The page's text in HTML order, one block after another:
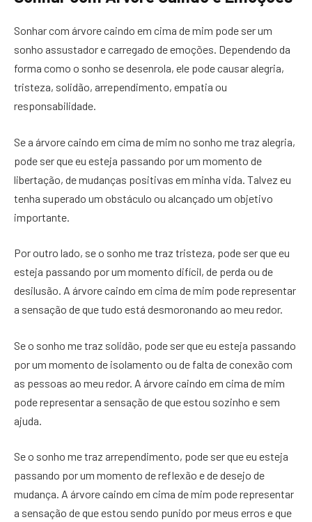
Sonhar com árvore caindo em cima de mim pode ser um
sonho assustador e carregado de emoções. Dependendo da
forma como o sonho se desenrola, ele pode causar alegria,
tristeza, solidão, arrependimento, empatia ou
responsabilidade.
Se a árvore caindo em cima de mim no sonho me traz alegria,
pode ser que eu esteja passando por um momento de
libertação, de mudanças positivas em minha vida. Talvez eu
tenha superado um obstáculo ou alcançado um objetivo
importante.
Por outro lado, se o sonho me traz tristeza, pode ser que eu
esteja passando por um momento difícil, de perda ou de
desilusão. A árvore caindo em cima de mim pode representar
a sensação de que tudo está desmoronando ao meu redor.
Se o sonho me traz solidão, pode ser que eu esteja passando
por um momento de isolamento ou de falta de conexão com
as pessoas ao meu redor. A árvore caindo em cima de mim
pode representar a sensação de que estou sozinho e sem
ajuda.
Se o sonho me traz arrependimento, pode ser que eu esteja
passando por um momento de reflexão e de desejo de
mudança. A árvore caindo em cima de mim pode representar
a sensação de que estou sendo punido por meus erros e que